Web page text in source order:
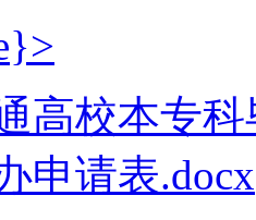
高校本专
申请表.docx